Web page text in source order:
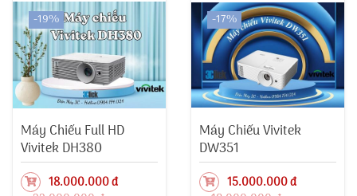
-19%
Máy Chiếu Full HD
Vivitek DH380
18.000.000 đ
-17%
Máy Chiếu Vivitek
DW351
15.000.000 đ